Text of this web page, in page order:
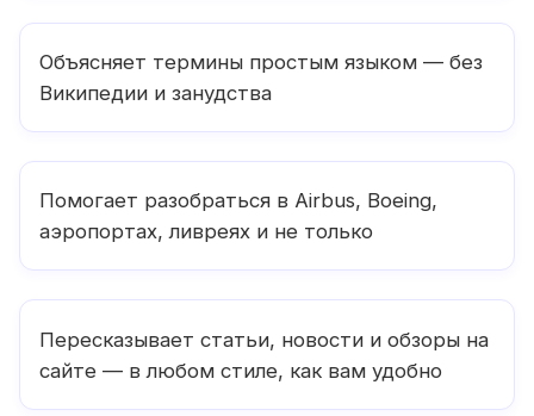
Объясняет термины простым языком — без
Википедии и занудства
Помогает разобраться в Airbus, Boeing,
аэропортах, ливреях и не только
Пересказывает статьи, новости и обзоры на
сайте — в любом стиле, как вам удобно